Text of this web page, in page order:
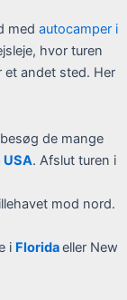
med autocamper i
hvor turen
et andet sted. Her
de mange
. Afslut turen i
mod nord.
i Floridaeller New